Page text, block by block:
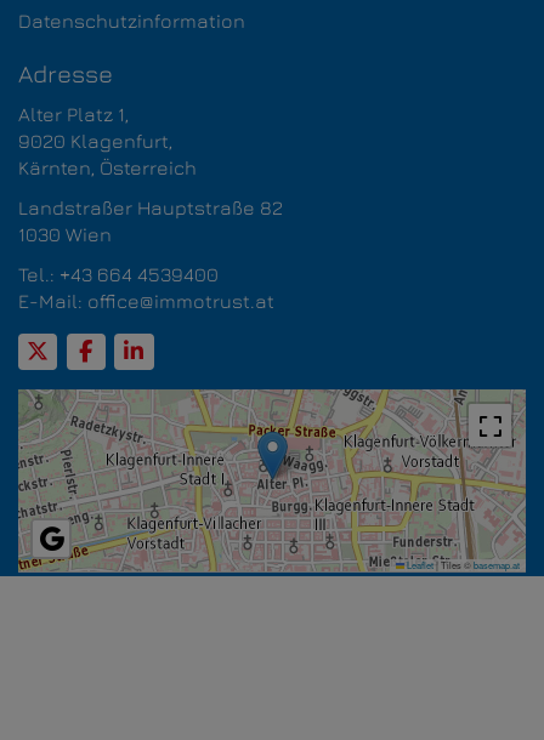
Datenschutzinformation
Adresse
Alter Platz 1,
9020 Klagenfurt,​​​​​​​
Kärnten, Österreich
Landstraßer Hauptstraße 82
1030 Wien
Tel.: +43 664 4539400
E-Mail: office@immotrust.at
Leaflet|Tiles ©basemap.at